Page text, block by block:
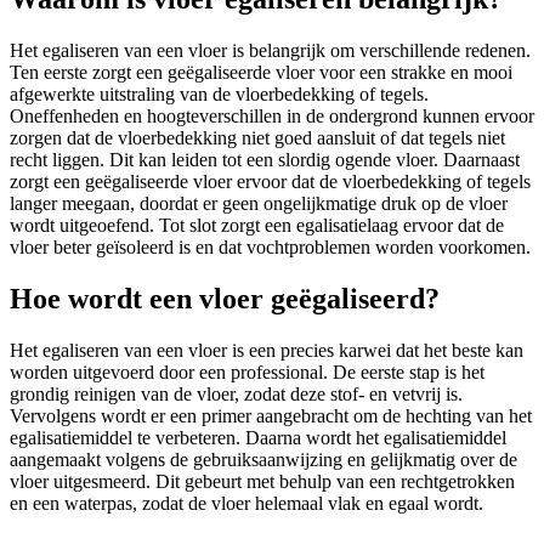
Het egaliseren van een vloer is belangrijk om verschillende redenen.
Ten eerste zorgt een geëgaliseerde vloer voor een strakke en mooi
afgewerkte uitstraling van de vloerbedekking of tegels.
Oneffenheden en hoogteverschillen in de ondergrond kunnen ervoor
zorgen dat de vloerbedekking niet goed aansluit of dat tegels niet
recht liggen. Dit kan leiden tot een slordig ogende vloer. Daarnaast
zorgt een geëgaliseerde vloer ervoor dat de vloerbedekking of tegels
langer meegaan, doordat er geen ongelijkmatige druk op de vloer
wordt uitgeoefend. Tot slot zorgt een egalisatielaag ervoor dat de
vloer beter geïsoleerd is en dat vochtproblemen worden voorkomen.
Hoe wordt een vloer geëgaliseerd?
Het egaliseren van een vloer is een precies karwei dat het beste kan
worden uitgevoerd door een professional. De eerste stap is het
grondig reinigen van de vloer, zodat deze stof- en vetvrij is.
Vervolgens wordt er een primer aangebracht om de hechting van het
egalisatiemiddel te verbeteren. Daarna wordt het egalisatiemiddel
aangemaakt volgens de gebruiksaanwijzing en gelijkmatig over de
vloer uitgesmeerd. Dit gebeurt met behulp van een rechtgetrokken
en een waterpas, zodat de vloer helemaal vlak en egaal wordt.